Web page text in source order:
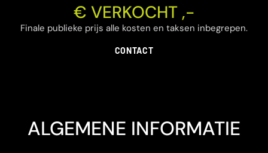
€ VERKOCHT ,-
Finale publieke prijs alle kosten en taksen inbegrepen.
CONTACT
ALGEMENE INFORMATIE